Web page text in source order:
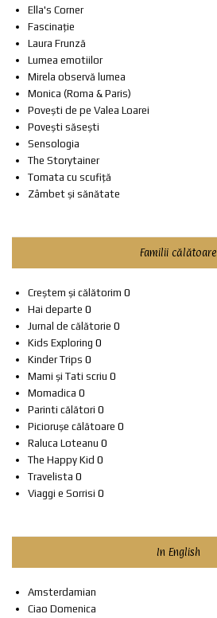
Ella's Corner
Fascinație
Laura Frunză
Lumea emotiilor
Mirela observă lumea
Monica (Roma & Paris)
Povești de pe Valea Loarei
Povești săsești
Sensologia
The Storytainer
Tomata cu scufiță
Zâmbet și sănătate
Familii călătoare
Creștem și călătorim 0
Hai departe 0
Jurnal de călătorie 0
Kids Exploring 0
Kinder Trips 0
Mami și Tati scriu 0
Momadica 0
Parinti călători 0
Piciorușe călătoare 0
Raluca Loteanu 0
The Happy Kid 0
Travelista 0
Viaggi e Sorrisi 0
In English
Amsterdamian
Ciao Domenica